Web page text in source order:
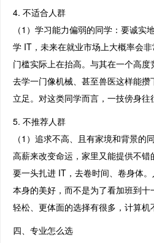
4. 不适合人群
（1）学习能力偏弱的同学：要诚实
学 IT，未来在就业市场上大概率会
门槛实际上在抬高。与其在一个高
去学一门像机械、甚至兽医这样能
立足。对这类同学而言，一技傍身往
5. 不推荐人群
（1）追求不高、且有家境和背景的
高薪来改变命运，家里又能提供不
要一头扎进 IT，去卷时间、卷身体
本身的美好，而不是为了看加班到
轻松、更体面的选择有很多，计算机
四、专业怎么选